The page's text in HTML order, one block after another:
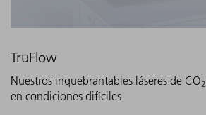
TruFlow
Nuestros inquebrantables láseres de CO2
en condiciones difíciles